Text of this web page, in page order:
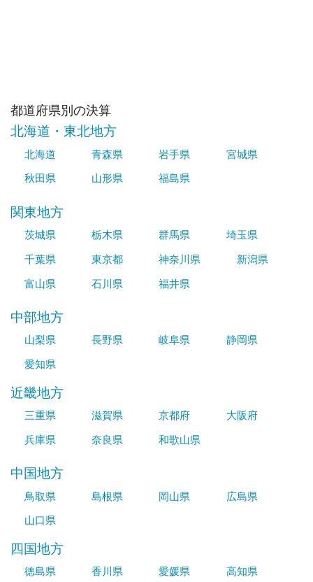
都道府県別の決算
北海道・東北地方
北海道 青森県 岩手県
宮城県
秋田県
山形県 福島県
関東地方
茨城県 栃木県 群馬県
埼玉県
千葉県
東京都 神奈川県
新潟県
富山県
石川県 福井県
中部地方
山梨県 長野県 岐阜県
静岡県
愛知県
近畿地方
三重県 滋賀県 京都府
大阪府
兵庫県
奈良県 和歌山県
中国地方
鳥取県 島根県 岡山県
広島県
山口県
四国地方
徳島県 香川県 愛媛県 高知県